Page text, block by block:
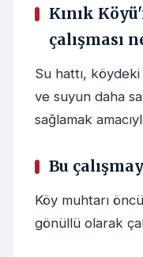
Kınık
çalışması
Su hattı,
ve suyun daha
sağlamak
Bu
Köy muhtarı
gönüllü olarak